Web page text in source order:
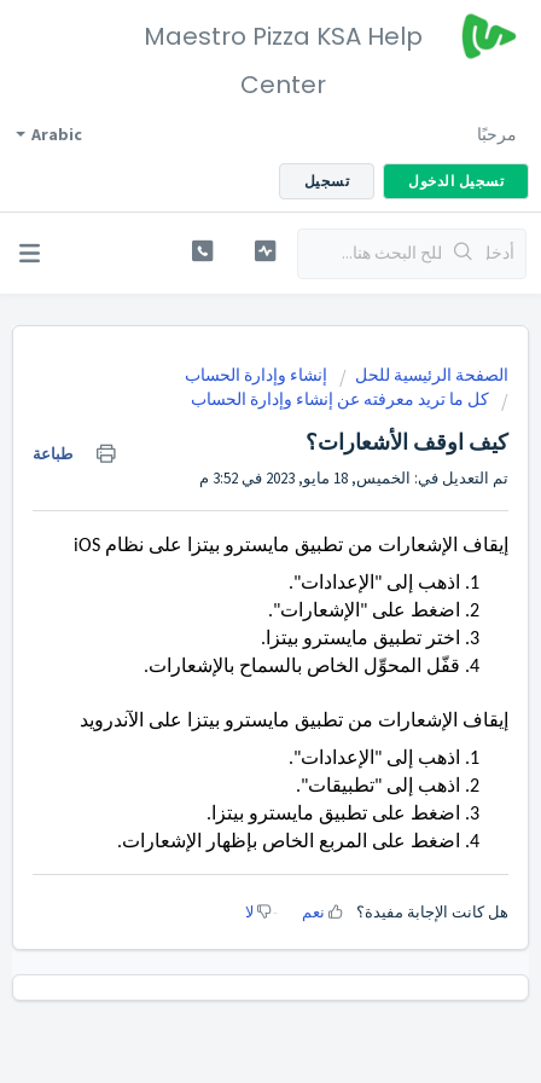
Maestro Pizza KSA Help
Center
Arabic مرحبًا
تسجيل الدخول تسجيل
الصفحة الرئيسية للحل
إنشاء وإدارة الحساب
كل ما تريد معرفته عن إنشاء وإدارة الحساب
كيف اوقف الأشعارات؟ طباعة
تم التعديل في: الخميس, 18 مايو, 2023 في 3:52 م
إيقاف الإشعارات من تطبيق مايسترو بيتزا على نظام iOS
اذهب إلى "الإعدادات".
اضغط على "الإشعارات".
اختر تطبيق مايسترو بيتزا.
قفّل المحوِّل الخاص بالسماح بالإشعارات.
إيقاف الإشعارات من تطبيق مايسترو بيتزا على الآندرويد
اذهب إلى "الإعدادات".
اذهب إلى "تطبيقات".
اضغط على تطبيق مايسترو بيتزا.
اضغط على المربع الخاص بإظهار الإشعارات.
هل كانت الإجابة مفيدة؟ نعم لا